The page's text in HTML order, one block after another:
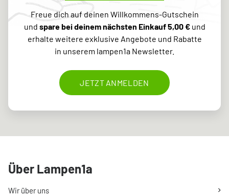
Freue dich auf deinen Willkommens-Gutschein
und spare bei deinem nächsten Einkauf 5,00 €und
erhalte weitere exklusive Angebote und Rabatte
in unserem lampen1a Newsletter.
JETZT ANMELDEN
Über Lampen1a
Wir über uns